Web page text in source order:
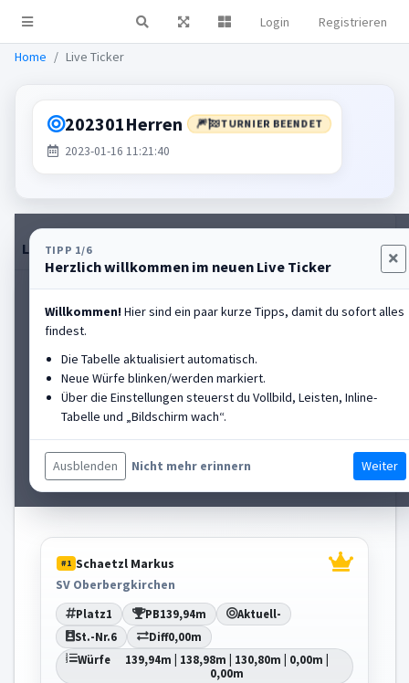
Login Registrieren
Live Ticker
Home Live Ticker
202301Herren 🎆 TURNIER BEENDET
2023-01-16 11:21:40
TIPP 1/6
Herzlich willkommen im neuen Live Ticker
Willkommen! Hier sind ein paar kurze Tipps, damit du sofort alles
findest.
Die Tabelle aktualisiert automatisch.
Neue Würfe blinken/werden markiert.
Über die Einstellungen steuerst du Vollbild, Leisten, Inline-
Tabelle und „Bildschirm wach“.
Ausblenden Nicht mehr erinnern Weiter
Live-Tabelle
FC Altrandsberg
Platz3 PB133,37m Aktuell-
St.-Nr.4 Diff-6,57m
Würfe
0,00m | 127,26m | 132,60m | 133,37m |
128,88m
#1 Schaetzl Markus
SV Oberbergkirchen
Platz1 PB139,94m Aktuell-
St.-Nr.6 Diff0,00m
Würfe
139,94m | 138,98m | 130,80m | 0,00m |
0,00m